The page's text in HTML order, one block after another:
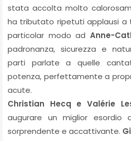
stata accolta molto
ha tributato ripetuti applausi a
particolar modo ad Anne-
padronanza, sicurezza e
parti parlate a quelle
potenza, perfettamente a
acute.
Christian Hecq e Valérie
augurare un miglior esordio
sorprendente e accattivante.